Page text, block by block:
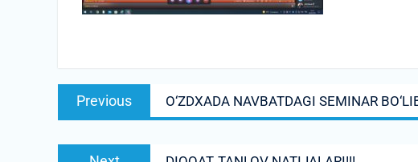
Post
menyusi
Previous
Previous
post:
О‘ZDXADA NAVBATDAGI SEMINAR